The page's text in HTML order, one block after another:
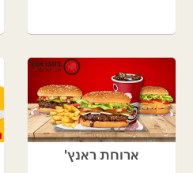
ארוחת ראנץ'